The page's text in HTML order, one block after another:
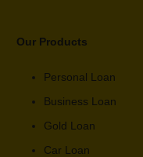
Our Products
Personal Loan
Business Loan
Gold Loan
Car Loan